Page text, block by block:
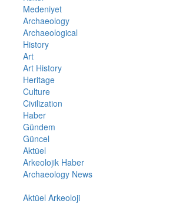
Medeniyet
Archaeology
Archaeological
History
Art
Art History
Heritage
Culture
Civilization
Haber
Gündem
Güncel
Aktüel
Arkeolojik Haber
Archaeology News
Aktüel Arkeoloji